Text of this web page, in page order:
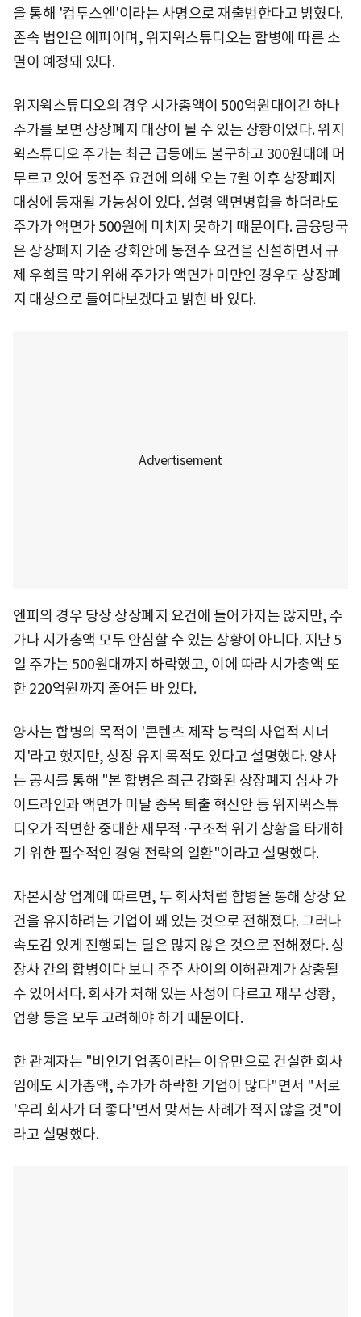
을 통해 '컴투스엔'이라는 사명으로 재출범한다고 밝혔다.
존속 법인은 에피이며, 위지윅스튜디오는 합병에 따른 소
멸이 예정돼 있다.
위지윅스튜디오의 경우 시가총액이 500억원대이긴 하나
주가를 보면 상장폐지 대상이 될 수 있는 상황이었다. 위지
윅스튜디오 주가는 최근 급등에도 불구하고 300원대에 머
무르고 있어 동전주 요건에 의해 오는 7월 이후 상장폐지
대상에 등재될 가능성이 있다. 설령 액면병합을 하더라도
주가가 액면가 500원에 미치지 못하기 때문이다. 금융당국
은 상장폐지 기준 강화안에 동전주 요건을 신설하면서 규
제 우회를 막기 위해 주가가 액면가 미만인 경우도 상장폐
지 대상으로 들여다보겠다고 밝힌 바 있다.
엔피의 경우 당장 상장폐지 요건에 들어가지는 않지만, 주
가나 시가총액 모두 안심할 수 있는 상황이 아니다. 지난 5
일 주가는 500원대까지 하락했고, 이에 따라 시가총액 또
한 220억원까지 줄어든 바 있다.
양사는 합병의 목적이 '콘텐츠 제작 능력의 사업적 시너
지'라고 했지만, 상장 유지 목적도 있다고 설명했다. 양사
는 공시를 통해 "본 합병은 최근 강화된 상장폐지 심사 가
이드라인과 액면가 미달 종목 퇴출 혁신안 등 위지윅스튜
디오가 직면한 중대한 재무적·구조적 위기 상황을 타개하
기 위한 필수적인 경영 전략의 일환"이라고 설명했다.
자본시장 업계에 따르면, 두 회사처럼 합병을 통해 상장 요
건을 유지하려는 기업이 꽤 있는 것으로 전해졌다. 그러나
속도감 있게 진행되는 딜은 많지 않은 것으로 전해졌다. 상
장사 간의 합병이다 보니 주주 사이의 이해관계가 상충될
수 있어서다. 회사가 처해 있는 사정이 다르고 재무 상황,
업황 등을 모두 고려해야 하기 때문이다.
한 관계자는 "비인기 업종이라는 이유만으로 건실한 회사
임에도 시가총액, 주가가 하락한 기업이 많다"면서 "서로
'우리 회사가 더 좋다'면서 맞서는 사례가 적지 않을 것"이
라고 설명했다.